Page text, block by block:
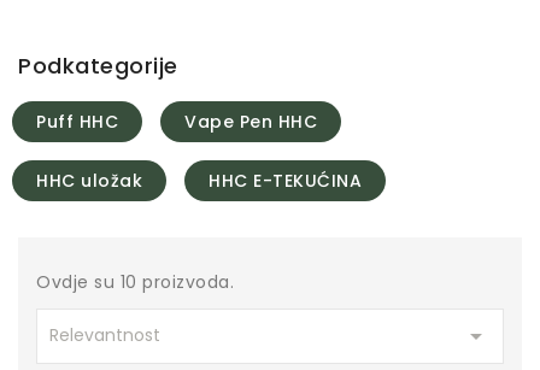
Podkategorije
Puff HHC Vape Pen HHC
HHC uložak HHC E-TEKUĆINA
Ovdje su 10 proizvoda.
Relevantnost 